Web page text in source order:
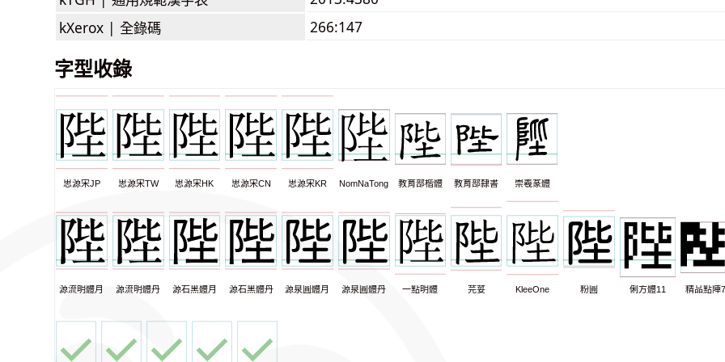
kXerox | 全錄碼 266:147
字型收錄
思源宋JP 思源宋TW 思源宋HK 思源宋CN 思源宋KR NomNaTong 教育部楷體 教育部隸書 崇羲篆體
源流明體月 源流明體丹 源石黑體月 源石黑體丹 源泉圓體月 源泉圓體丹 一點明體 芫荽 KleeOne 粉圓 俐方體11 精品點陣